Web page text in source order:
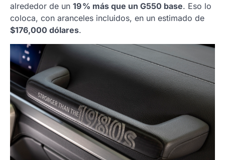
alrededor de un 19 % más que un G550 base. Eso lo
coloca, con aranceles incluidos, en un estimado de
$176,000 dólares.